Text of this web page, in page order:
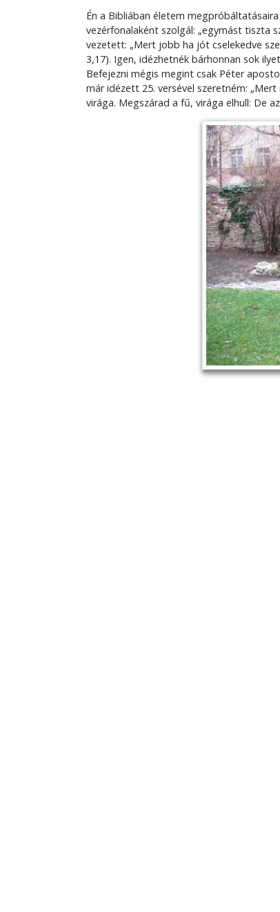
Én a Bibliában életem
vezérfonalaként szolgál: „egymást tiszta
vezetett: „Mert jobb ha jót cselekedve
3,17). Igen, idézhetnék bárhonnan sok
Befejezni mégis megint csak Péter
már idézett 25. versével szeretném:
virága. Megszárad a fű, virága elhull: De